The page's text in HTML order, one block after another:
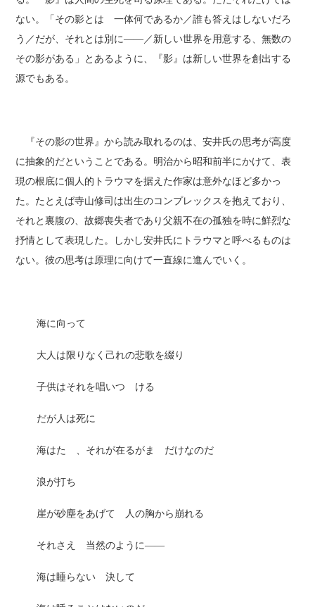
ない。「その影とは 一体何であるか／誰も答えはしないだろ
う／だが、それとは別に――／新しい世界を用意する、無数の
その影がある」とあるように、『影』は新しい世界を創出する
源でもある。
『その影の世界』から読み取れるのは、安井氏の思考が高度
に抽象的だということである。明治から昭和前半にかけて、表
現の根底に個人的トラウマを据えた作家は意外なほど多かっ
た。たとえば寺山修司は出生のコンプレックスを抱えており、
それと裏腹の、故郷喪失者であり父親不在の孤独を時に鮮烈な
抒情として表現した。しかし安井氏にトラウマと呼べるものは
ない。彼の思考は原理に向けて一直線に進んでいく。
海に向って
大人は限りなく己れの悲歌を綴り
子供はそれを唱いつゞける
だが人は死に
海はたゞ、それが在るがまゝだけなのだ
浪が打ち
崖が砂塵をあげて 人の胸から崩れる
それさえ 当然のように――
海は睡らない 決して